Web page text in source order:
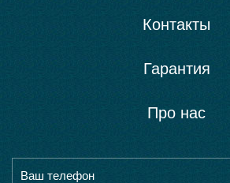
Контакты
Гарантия
Про нас